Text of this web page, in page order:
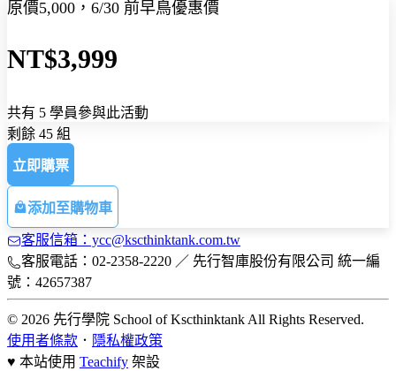
原價5,000，6/30 前早鳥優惠價
NT$3,999
共有 5 學員參與此活動
剩餘 45 組
立即購票
添加至購物車
客服信箱：ycc@kscthinktank.com.tw
客服電話：02-2358-2220 ／ 先行智庫股份有限公司 統一編
號：42657387
© 2026 先行學院 School of Kscthinktank All Rights Reserved.
使用者條款 ． 隱私權政策
♥ 本站使用 Teachify 架設